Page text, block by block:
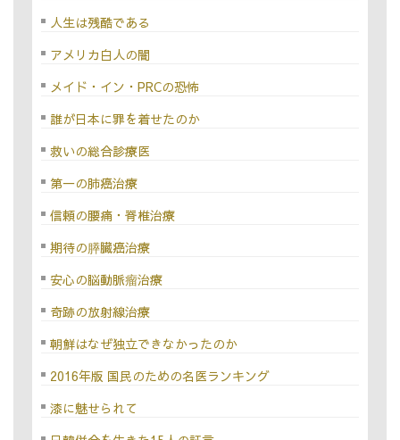
人生は残酷である
アメリカ白人の闇
メイド・イン・PRCの恐怖
誰が日本に罪を着せたのか
救いの総合診療医
第一の肺癌治療
信頼の腰痛・脊椎治療
期待の膵臓癌治療
安心の脳動脈瘤治療
奇跡の放射線治療
朝鮮はなぜ独立できなかったのか
2016年版 国民のための名医ランキング
漆に魅せられて